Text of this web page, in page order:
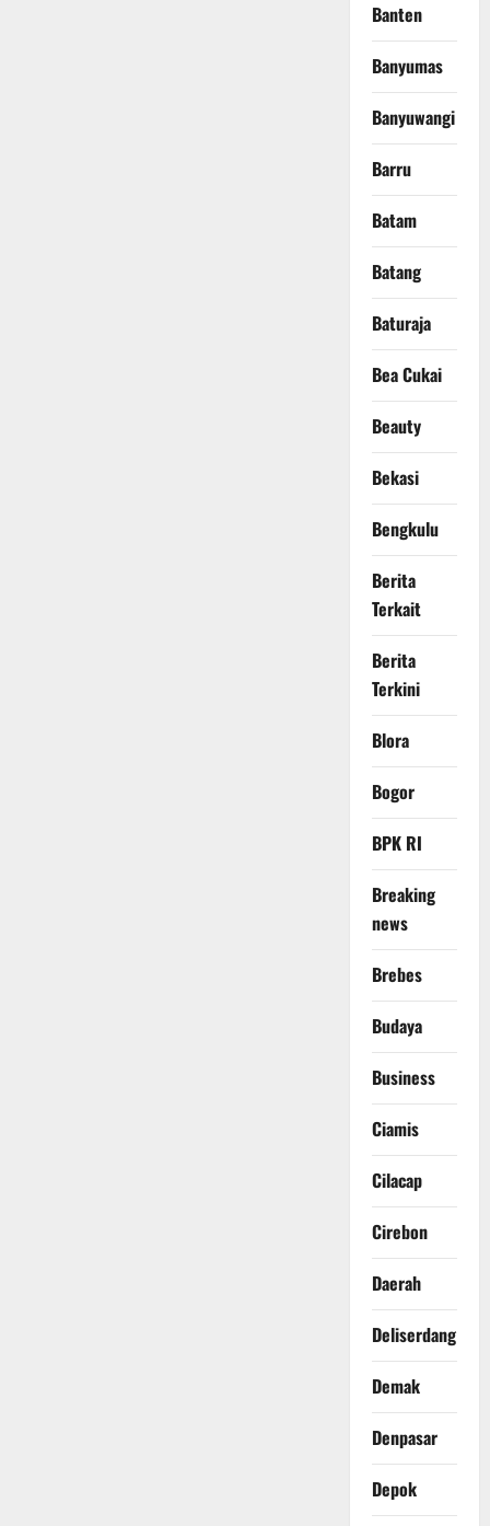
Banten
Banyumas
Banyuwangi
Barru
Batam
Batang
Baturaja
Bea Cukai
Beauty
Bekasi
Bengkulu
Berita
Terkait
Berita
Terkini
Blora
Bogor
BPK RI
Breaking
news
Brebes
Budaya
Business
Ciamis
Cilacap
Cirebon
Daerah
Deliserdang
Demak
Denpasar
Depok